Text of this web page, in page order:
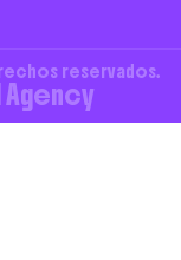
reservados.
Agency